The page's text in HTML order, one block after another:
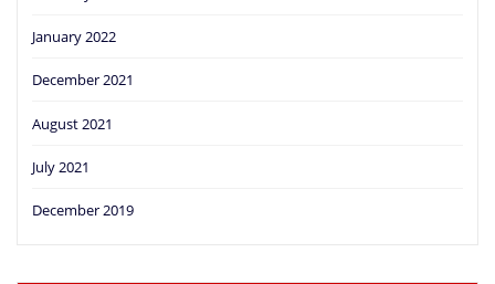
January 2022
December 2021
August 2021
July 2021
December 2019